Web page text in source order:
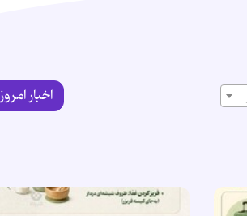
اخبار امروز